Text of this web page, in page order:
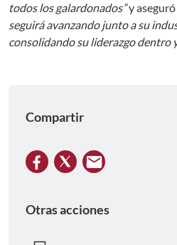
todos los galardonados”y
seguirá avanzando junto a su
consolidando su liderazgo dentro
Compartir
Otras acciones